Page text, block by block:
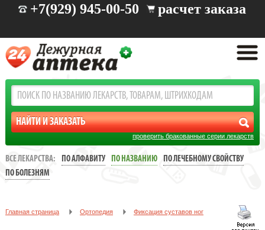
+7(929) 945-00-50 расчет заказа
проверить бракованные серии лекарств
ВСЕ ЛЕКАРСТВА: ПО АЛФАВИТУ ПО НАЗВАНИЮ
ПО ЛЕЧЕБНОМУ СВОЙСТВУ
ПО БОЛЕЗНЯМ
Главная страница Ортопедия Фиксация суставов ног